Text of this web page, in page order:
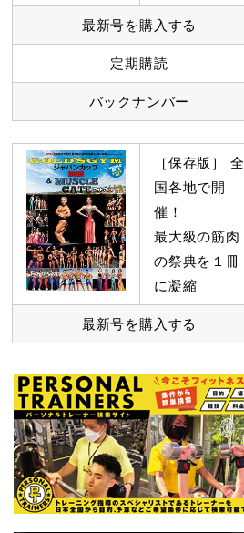
最新号を購入する
定期購読
バックナンバー
［保存版］ 全
国各地で開
催！
最大級の筋肉
の祭典を１冊
に凝縮
最新号を購入する